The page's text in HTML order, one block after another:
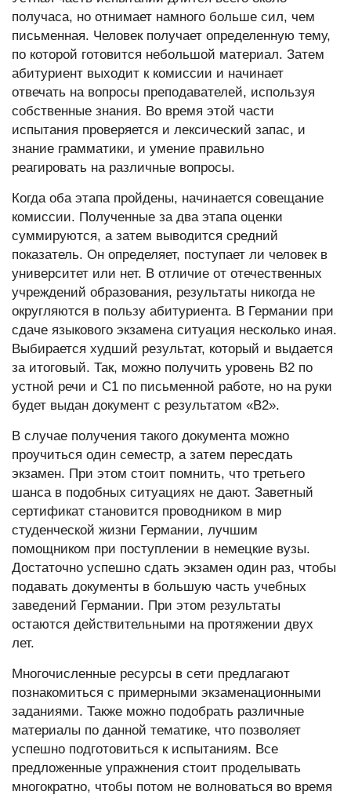
получаса, но отнимает намного больше сил, чем
письменная. Человек получает определенную тему,
по которой готовится небольшой материал. Затем
абитуриент выходит к комиссии и начинает
отвечать на вопросы преподавателей, используя
собственные знания. Во время этой части
испытания проверяется и лексический запас, и
знание грамматики, и умение правильно
реагировать на различные вопросы.
Когда оба этапа пройдены, начинается совещание
комиссии. Полученные за два этапа оценки
суммируются, а затем выводится средний
показатель. Он определяет, поступает ли человек в
университет или нет. В отличие от отечественных
учреждений образования, результаты никогда не
округляются в пользу абитуриента. В Германии при
сдаче языкового экзамена ситуация несколько иная.
Выбирается худший результат, который и выдается
за итоговый. Так, можно получить уровень B2 по
устной речи и C1 по письменной работе, но на руки
будет выдан документ с результатом «B2».
В случае получения такого документа можно
проучиться один семестр, а затем пересдать
экзамен. При этом стоит помнить, что третьего
шанса в подобных ситуациях не дают. Заветный
сертификат становится проводником в мир
студенческой жизни Германии, лучшим
помощником при поступлении в немецкие вузы.
Достаточно успешно сдать экзамен один раз, чтобы
подавать документы в большую часть учебных
заведений Германии. При этом результаты
остаются действительными на протяжении двух
лет.
Многочисленные ресурсы в сети предлагают
познакомиться с примерными экзаменационными
заданиями. Также можно подобрать различные
материалы по данной тематике, что позволяет
успешно подготовиться к испытаниям. Все
предложенные упражнения стоит проделывать
многократно, чтобы потом не волноваться во время